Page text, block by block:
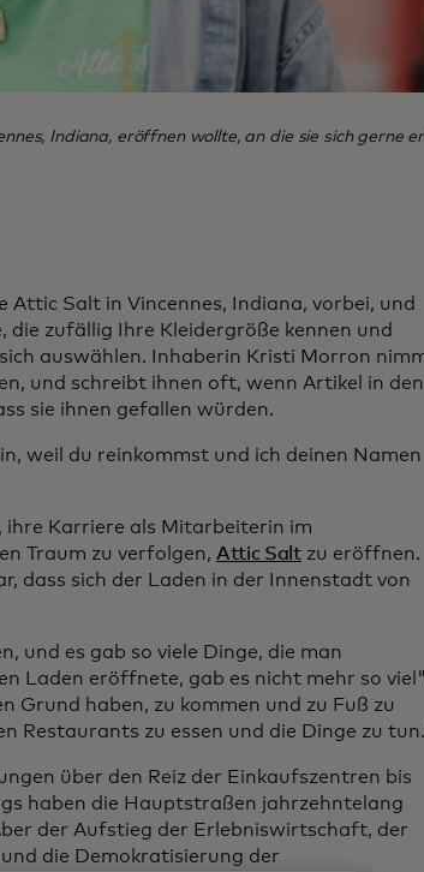
Indiana, eröffnen wollte, an die sie sich gerne
Attic Salt in Vincennes, Indiana, vorbei, und
zufällig Ihre Kleidergröße kennen und
auswählen. Inhaberin Kristi Morron
und schreibt ihnen oft, wenn Artikel in den
sie ihnen gefallen würden.
weil du reinkommst und ich deinen Namen
ihre Karriere als Mitarbeiterin im
Traum zu verfolgen, Attic Saltzu eröffnen.
dass sich der Laden in der Innenstadt von
und es gab so viele Dinge, die man
Laden eröffnete, gab es nicht mehr so
Grund haben, zu kommen und zu Fuß zu
Restaurants zu essen und die Dinge zu
über den Reiz der Einkaufszentren bis
haben die Hauptstraßen jahrzehntelang
der Aufstieg der Erlebniswirtschaft, der
die Demokratisierung der